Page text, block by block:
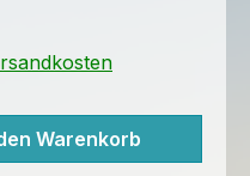
den
Warenkorb